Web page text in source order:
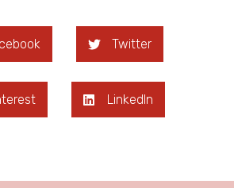
Twitter
LinkedIn